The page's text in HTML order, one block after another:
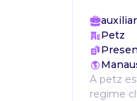
Petz
A petz
regime